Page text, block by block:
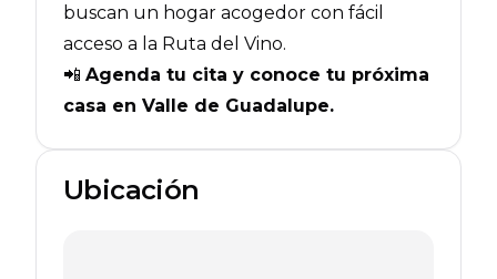
buscan un hogar acogedor con fácil
acceso a la Ruta del Vino.
📲 Agenda tu cita y conoce tu próxima
casa en Valle de Guadalupe.
Ubicación